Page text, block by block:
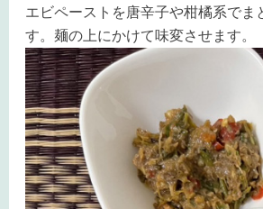
エビペーストを唐辛子や柑橘系でま
す。麺の上にかけて味変させます。